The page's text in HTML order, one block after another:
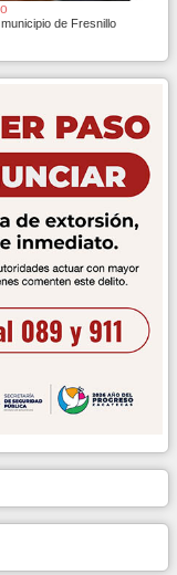
de Fresnillo